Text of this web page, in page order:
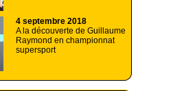
4 septembre 2018
A la découverte de Guillaume
Raymond en championnat
supersport